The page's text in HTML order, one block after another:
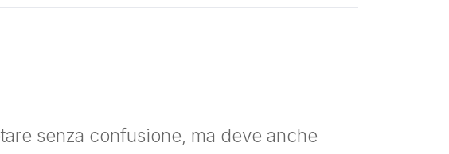
senza confusione, ma deve anche